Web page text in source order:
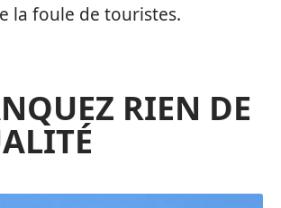
la foule de touristes.
RIEN DE